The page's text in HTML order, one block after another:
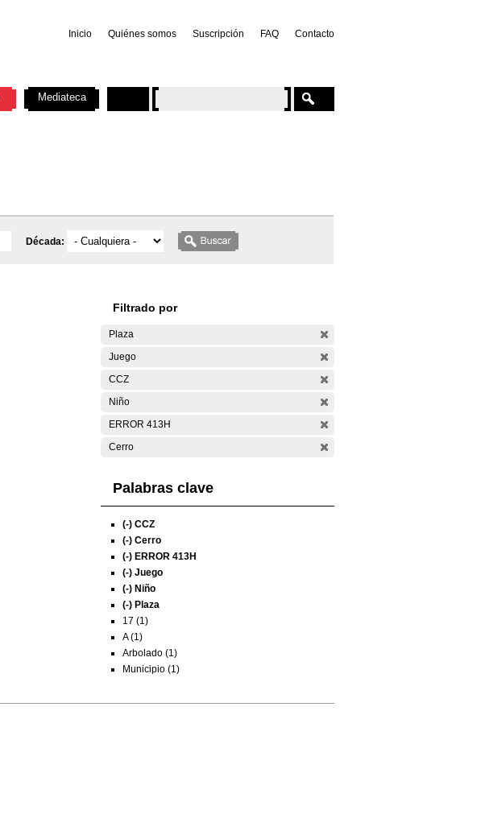
Inicio Quiénes somos Suscripción FAQ Contacto
Década:
Filtrado por
Plaza
Juego
CCZ
Niño
ERROR 413H
Cerro
Palabras clave
(-) CCZ
(-) Cerro
(-) ERROR 413H
(-) Juego
(-) Niño
(-) Plaza
17 (1)
A (1)
Arbolado (1)
Municipio (1)
Mediateca